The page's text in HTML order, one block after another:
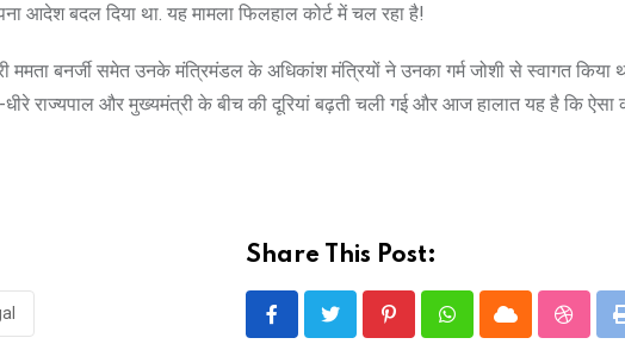
आदेश बदल दिया था. यह मामला फिलहाल कोर्ट में चल रहा है!
बनर्जी समेत उनके मंत्रिमंडल के अधिकांश मंत्रियों ने उनका गर्म जोशी से स्वागत किया
राज्यपाल और मुख्यमंत्री के बीच की दूरियां बढ़ती चली गई और आज हालात यह है कि ऐसा
Share This Post:
PinterestWhatsappCloud